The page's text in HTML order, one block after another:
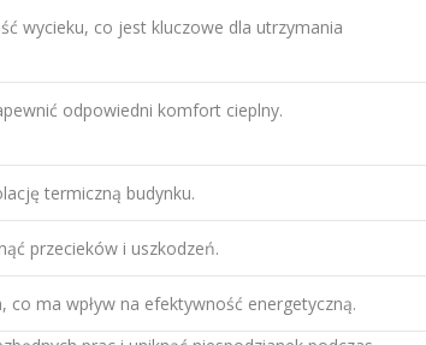
wycieku, co jest kluczowe dla utrzymania
odpowiedni komfort cieplny.
termiczną budynku.
przecieków i uszkodzeń.
ma wpływ na efektywność energetyczną.